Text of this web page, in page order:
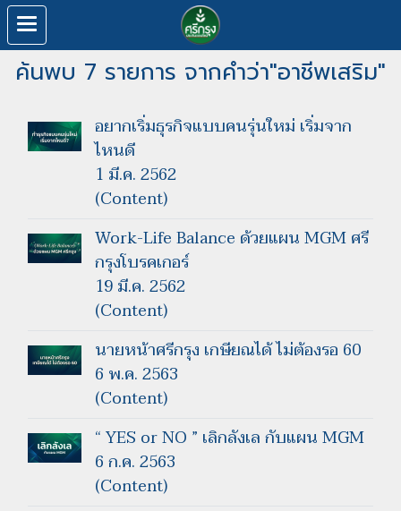
ค้นพบ 7 รายการ จากคำว่า"อาชีพเสริม"
อยากเริ่มธุรกิจแบบคนรุ่นใหม่ เริ่มจาก
ไหนดี
1 มี.ค. 2562
(Content)
Work-Life Balance ด้วยแผน MGM ศรี
กรุงโบรคเกอร์
19 มี.ค. 2562
(Content)
นายหน้าศรีกรุง เกษียณได้ ไม่ต้องรอ 60
6 พ.ค. 2563
(Content)
“ YES or NO ” เลิกลังเล กับแผน MGM
6 ก.ค. 2563
(Content)